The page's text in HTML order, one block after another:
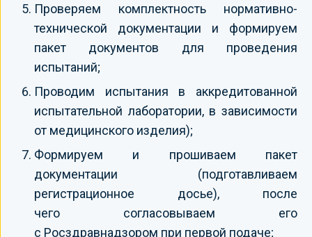
Проверяем комплектность нормативно-
технической документации и формируем
пакет документов для проведения
испытаний;
Проводим испытания в аккредитованной
испытательной лаборатории, в зависимости
от медицинского изделия);
Формируем и прошиваем пакет
документации (подготавливаем
регистрационное досье), после
чего согласовываем его
с Росздравнадзором при первой подаче;